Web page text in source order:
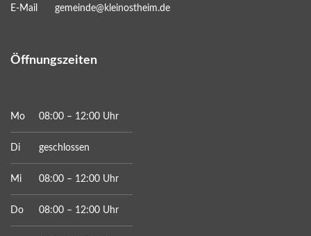
E-Mail gemeinde@kleinostheim.de
Öffnungszeiten
Mo 08:00 – 12:00 Uhr
Di geschlossen
Mi 08:00 – 12:00 Uhr
Do 08:00 – 12:00 Uhr